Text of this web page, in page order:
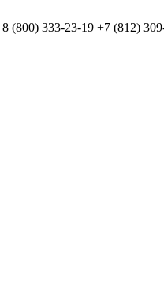
8 (800) 333-23-19 +7 (812)